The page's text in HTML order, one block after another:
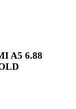
A5 6.88